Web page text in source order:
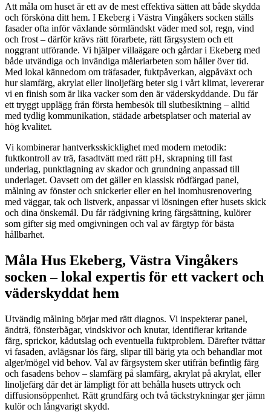
Att måla om huset är ett av de mest effektiva sätten att både skydda
och försköna ditt hem. I Ekeberg i Västra Vingåkers socken ställs
fasader ofta inför växlande sörmländskt väder med sol, regn, vind
och frost – därför krävs rätt förarbete, rätt färgsystem och ett
noggrant utförande. Vi hjälper villaägare och gårdar i Ekeberg med
både utvändiga och invändiga måleriarbeten som håller över tid.
Med lokal kännedom om träfasader, fuktpåverkan, algpåväxt och
hur slamfärg, akrylat eller linoljefärg beter sig i vårt klimat, levererar
vi en finish som är lika vacker som den är väderskyddande. Du får
ett tryggt upplägg från första hembesök till slutbesiktning – alltid
med tydlig kommunikation, städade arbetsplatser och material av
hög kvalitet.
Vi kombinerar hantverksskicklighet med modern metodik:
fuktkontroll av trä, fasadtvätt med rätt pH, skrapning till fast
underlag, punktlagning av skador och grundning anpassad till
underlaget. Oavsett om det gäller en klassisk rödfärgad panel,
målning av fönster och snickerier eller en hel inomhusrenovering
med väggar, tak och listverk, anpassar vi lösningen efter husets skick
och dina önskemål. Du får rådgivning kring färgsättning, kulörer
som gifter sig med omgivningen och val av färgtyp för bästa
hållbarhet.
Måla Hus Ekeberg, Västra Vingåkers
socken – lokal expertis för ett vackert och
väderskyddat hem
Utvändig målning börjar med rätt diagnos. Vi inspekterar panel,
ändträ, fönsterbågar, vindskivor och knutar, identifierar kritande
färg, sprickor, kådutslag och eventuella fuktproblem. Därefter tvättar
vi fasaden, avlägsnar lös färg, slipar till bärig yta och behandlar mot
alger/mögel vid behov. Val av färgsystem sker utifrån befintlig färg
och fasadens behov – slamfärg på slamfärg, akrylat på akrylat, eller
linoljefärg där det är lämpligt för att behålla husets uttryck och
diffusionsöppenhet. Rätt grundfärg och två täckstrykningar ger jämn
kulör och långvarigt skydd.